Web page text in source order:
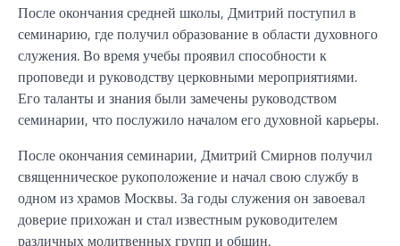
После окончания средней школы, Дмитрий поступил в
семинарию, где получил образование в области духовного
служения. Во время учебы проявил способности к
проповеди и руководству церковными мероприятиями.
Его таланты и знания были замечены руководством
семинарии, что послужило началом его духовной карьеры.
После окончания семинарии, Дмитрий Смирнов получил
священническое рукоположение и начал свою службу в
одном из храмов Москвы. За годы служения он завоевал
доверие прихожан и стал известным руководителем
различных молитвенных групп и общин.